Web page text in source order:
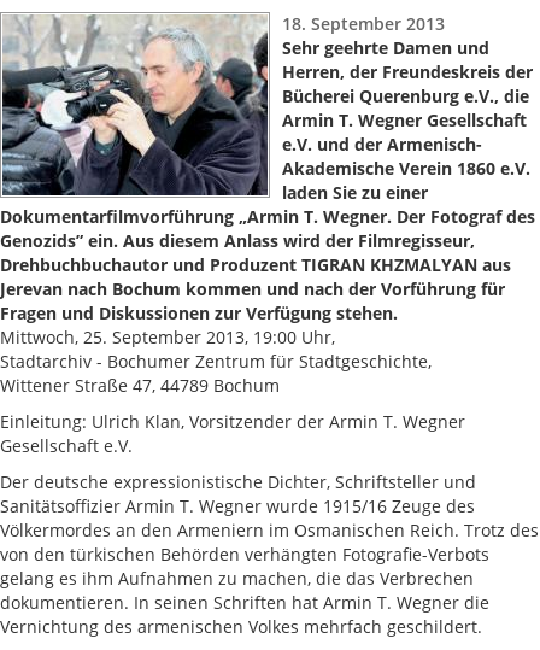
18. September 2013
Sehr geehrte Damen und
Herren, der Freundeskreis der
Bücherei Querenburg e.V., die
Armin T. Wegner Gesellschaft
e.V. und der Armenisch-
Akademische Verein 1860 e.V.
laden Sie zu einer
Dokumentarfilmvorführung „Armin T. Wegner. Der Fotograf des
Genozids” ein. Aus diesem Anlass wird der Filmregisseur,
Drehbuchbuchautor und Produzent TIGRAN KHZMALYAN aus
Jerevan nach Bochum kommen und nach der Vorführung für
Fragen und Diskussionen zur Verfügung stehen.
Mittwoch, 25. September 2013, 19:00 Uhr,
Stadtarchiv - Bochumer Zentrum für Stadtgeschichte,
Wittener Straße 47, 44789 Bochum
Einleitung: Ulrich Klan, Vorsitzender der Armin T. Wegner
Gesellschaft e.V.
Der deutsche expressionistische Dichter, Schriftsteller und
Sanitätsoffizier Armin T. Wegner wurde 1915/16 Zeuge des
Völkermordes an den Armeniern im Osmanischen Reich. Trotz des
von den türkischen Behörden verhängten Fotografie-Verbots
gelang es ihm Aufnahmen zu machen, die das Verbrechen
dokumentieren. In seinen Schriften hat Armin T. Wegner die
Vernichtung des armenischen Volkes mehrfach geschildert.